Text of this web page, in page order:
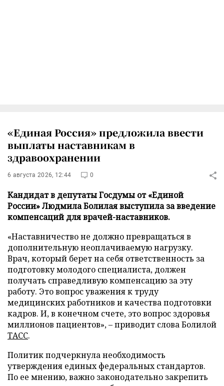
«Единая Россия» предложила ввести
выплаты наставникам в
здравоохранении
6 августа 2026, 12:44 0
Кандидат в депутаты Госдумы от «Единой
России» Людмила Болилая выступила за введение
компенсаций для врачей-наставников.
«Наставничество не должно превращаться в
дополнительную неоплачиваемую нагрузку.
Врач, который берет на себя ответственность за
подготовку молодого специалиста, должен
получать справедливую компенсацию за эту
работу. Это вопрос уважения к труду
медицинских работников и качества подготовки
кадров. И, в конечном счете, это вопрос здоровья
миллионов пациентов», – приводит слова Болилой
ТАСС.
Политик подчеркнула необходимость
утверждения единых федеральных стандартов.
По ее мнению, важно законодательно закрепить